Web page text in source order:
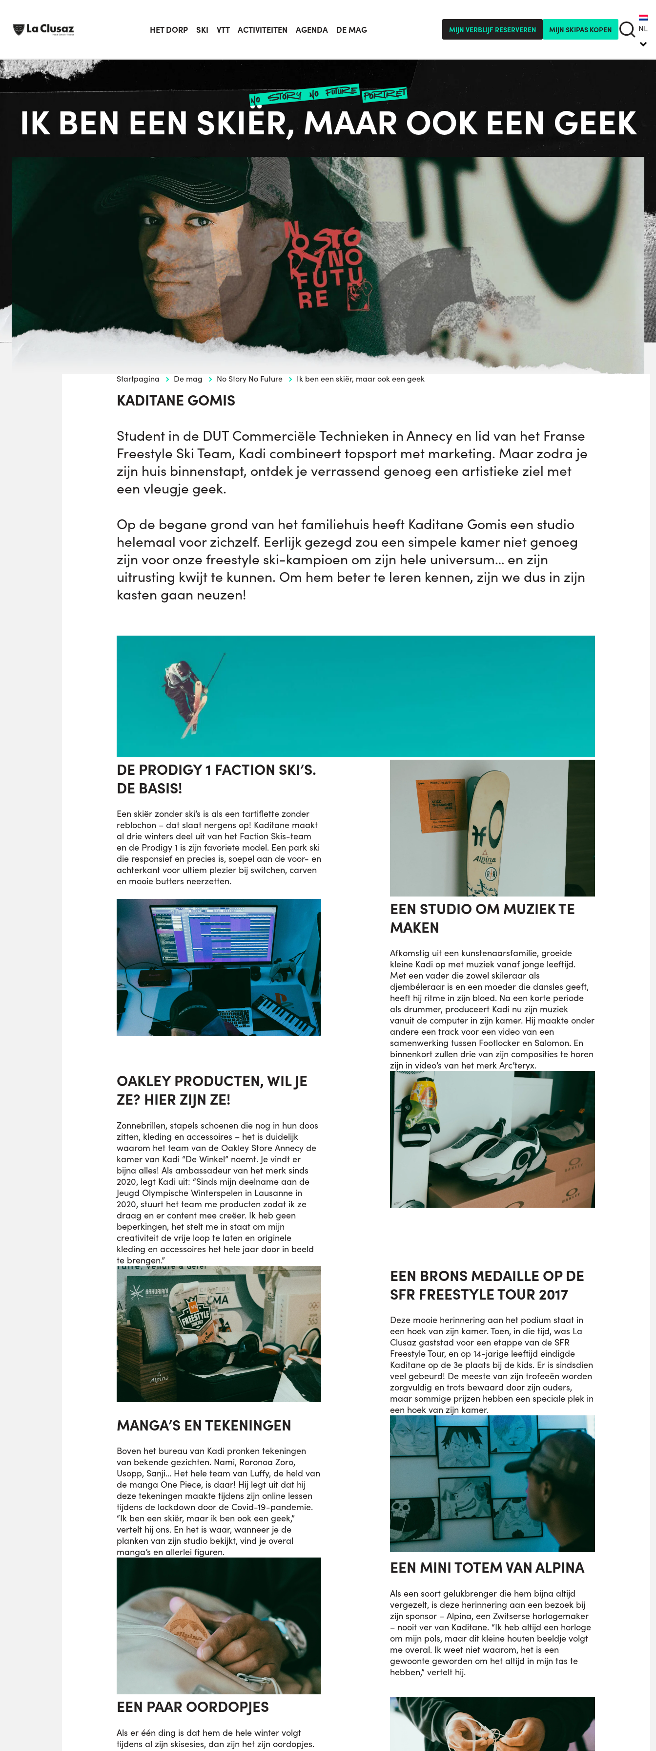
content
HET DORP SKI VTT ACTIVITEITEN AGENDA DE MAG MIJN VERBLIJF RESERVEREN MIJN SKIPAS KOPEN NL
no story no future portret
IK BEN EEN SKIËR, MAAR OOK EEN GEEK
Startpagina De mag No Story No Future Ik ben een skiër, maar ook een geek
KADITANE GOMIS
Student in de DUT Commerciële Technieken in Annecy en lid van het Franse
Freestyle Ski Team, Kadi combineert topsport met marketing. Maar zodra je
zijn huis binnenstapt, ontdek je verrassend genoeg een artistieke ziel met
een vleugje geek.
Op de begane grond van het familiehuis heeft Kaditane Gomis een studio
helemaal voor zichzelf. Eerlijk gezegd zou een simpele kamer niet genoeg
zijn voor onze freestyle ski-kampioen om zijn hele universum… en zijn
uitrusting kwijt te kunnen. Om hem beter te leren kennen, zijn we dus in zijn
kasten gaan neuzen!
DE PRODIGY 1 FACTION SKI’S.
DE BASIS!
Een skiër zonder ski’s is als een tartiflette zonder
reblochon – dat slaat nergens op! Kaditane maakt
al drie winters deel uit van het Faction Skis-team
en de Prodigy 1 is zijn favoriete model. Een park ski
die responsief en precies is, soepel aan de voor- en
achterkant voor ultiem plezier bij switchen, carven
en mooie butters neerzetten.
EEN STUDIO OM MUZIEK TE
MAKEN
Afkomstig uit een kunstenaarsfamilie, groeide
kleine Kadi op met muziek vanaf jonge leeftijd.
Met een vader die zowel skileraar als
djembéleraar is en een moeder die dansles geeft,
heeft hij ritme in zijn bloed. Na een korte periode
als drummer, produceert Kadi nu zijn muziek
vanuit de computer in zijn kamer. Hij maakte onder
andere een track voor een video van een
samenwerking tussen Footlocker en Salomon. En
binnenkort zullen drie van zijn composities te horen
zijn in video’s van het merk Arc’teryx.
OAKLEY PRODUCTEN, WIL JE
ZE? HIER ZIJN ZE!
Zonnebrillen, stapels schoenen die nog in hun doos
zitten, kleding en accessoires – het is duidelijk
waarom het team van de Oakley Store Annecy de
kamer van Kadi “De Winkel” noemt. Je vindt er
bijna alles! Als ambassadeur van het merk sinds
2020, legt Kadi uit: “Sinds mijn deelname aan de
Jeugd Olympische Winterspelen in Lausanne in
2020, stuurt het team me producten zodat ik ze
draag en er content mee creëer. Ik heb geen
beperkingen, het stelt me in staat om mijn
creativiteit de vrije loop te laten en originele
kleding en accessoires het hele jaar door in beeld
te brengen.”
EEN BRONS MEDAILLE OP DE
SFR FREESTYLE TOUR 2017
Deze mooie herinnering aan het podium staat in
een hoek van zijn kamer. Toen, in die tijd, was La
Clusaz gaststad voor een etappe van de SFR
Freestyle Tour, en op 14-jarige leeftijd eindigde
Kaditane op de 3e plaats bij de kids. Er is sindsdien
veel gebeurd! De meeste van zijn trofeeën worden
zorgvuldig en trots bewaard door zijn ouders,
maar sommige prijzen hebben een speciale plek in
een hoek van zijn kamer.
MANGA’S EN TEKENINGEN
Boven het bureau van Kadi pronken tekeningen
van bekende gezichten. Nami, Roronoa Zoro,
Usopp, Sanji… Het hele team van Luffy, de held van
de manga One Piece, is daar! Hij legt uit dat hij
deze tekeningen maakte tijdens zijn online lessen
tijdens de lockdown door de Covid-19-pandemie.
“Ik ben een skiër, maar ik ben ook een geek,”
vertelt hij ons. En het is waar, wanneer je de
planken van zijn studio bekijkt, vind je overal
manga’s en allerlei figuren.
EEN MINI TOTEM VAN ALPINA
Als een soort gelukbrenger die hem bijna altijd
vergezelt, is deze herinnering aan een bezoek bij
zijn sponsor – Alpina, een Zwitserse horlogemaker
– nooit ver van Kaditane. “Ik heb altijd een horloge
om mijn pols, maar dit kleine houten beeldje volgt
me overal. Ik weet niet waarom, het is een
gewoonte geworden om het altijd in mijn tas te
hebben,” vertelt hij.
EEN PAAR OORDOPJES
Als er één ding is dat hem de hele winter volgt
tijdens al zijn skisesies, dan zijn het zijn oordopjes.